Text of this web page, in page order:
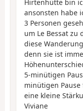
Hirtenhütte bin
ansonsten habe
3 Personen
um Le Bessat
diese
denn sie ist
5-minütigen
minütigen
eine kleine
Viviane